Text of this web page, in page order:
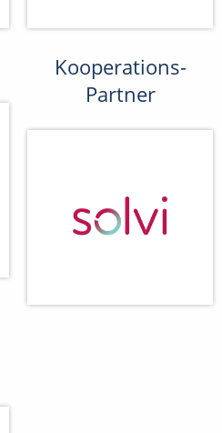
Kooperations-
Partner